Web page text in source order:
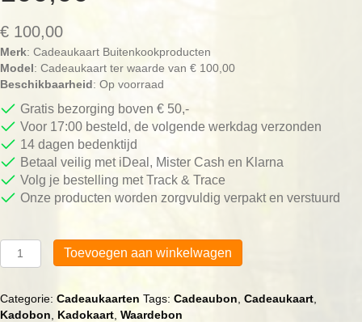
€ 100,00
Merk: Cadeaukaart Buitenkookproducten
Model: Cadeaukaart ter waarde van € 100,00
Beschikbaarheid: Op voorraad
Gratis bezorging boven € 50,-
Voor 17:00 besteld, de volgende werkdag verzonden
14 dagen bedenktijd
Betaal veilig met iDeal, Mister Cash en Klarna
Volg je bestelling met Track & Trace
Onze producten worden zorgvuldig verpakt en verstuurd
Cadeaukaart
waarde
100,00
aantal
Toevoegen aan winkelwagen
Categorie: Cadeaukaarten Tags: Cadeaubon Cadeaukaart
Kadobon
Kadokaart Waardebon